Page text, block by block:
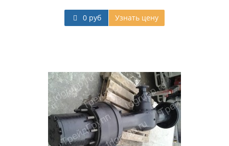
0 руб Узнать цену